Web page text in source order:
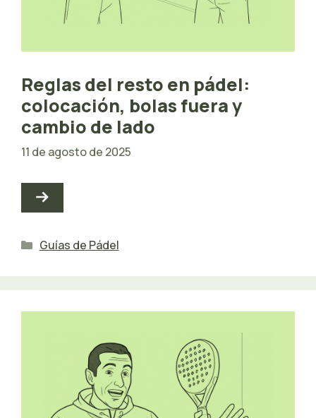
Reglas del resto en pádel:
colocación, bolas fuera y
cambio de lado
11 de agosto de 2025
Categorías
Guías de Pádel